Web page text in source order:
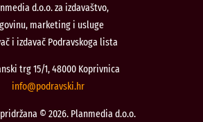
d.o.o. za izdavaštvo,
marketing i usluge
i izdavač Podravskoga lista
trg 15/1, 48000 Koprivnica
rh.iksvardop
@ofni
© 2026. Planmedia d.o.o.